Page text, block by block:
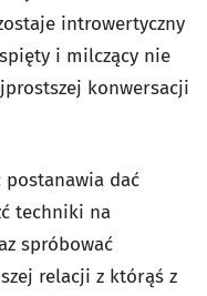
introwertyczny
i milczący nie
konwersacji
postanawia dać
techniki na
spróbować
relacji z którąś z